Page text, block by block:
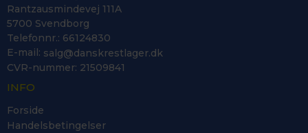
Rantzausmindevej 111A
5700 Svendborg
Telefonnr.: 66124830
E-mail: salg@danskrestlager.dk
CVR-nummer: 21509841
INFO
Forside
Handelsbetingelser